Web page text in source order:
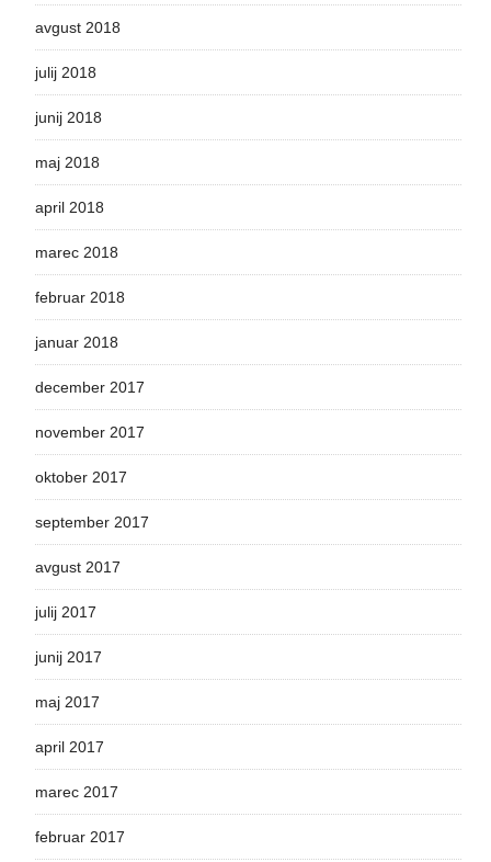
avgust 2018
julij 2018
junij 2018
maj 2018
april 2018
marec 2018
februar 2018
januar 2018
december 2017
november 2017
oktober 2017
september 2017
avgust 2017
julij 2017
junij 2017
maj 2017
april 2017
marec 2017
februar 2017